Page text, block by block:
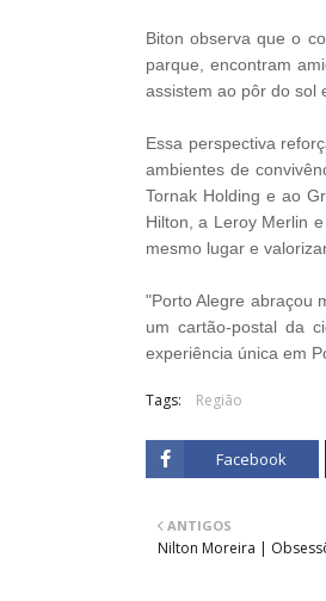
Biton observa que o
parque, encontram
assistem ao pôr do sol
Essa perspectiva
ambientes de
Tornak Holding e ao
Hilton, a Leroy Merlin
mesmo lugar e
"Porto Alegre abraçou
um cartão-postal da
experiência única em
Tags: Região
Facebook
ANTIGOS
Nilton Moreira |